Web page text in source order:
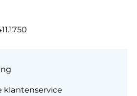
klantenservice